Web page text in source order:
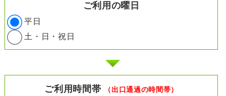
ご利用の曜日
平日
土・日・祝日
ご利用時間帯 （出口通過の時間帯）